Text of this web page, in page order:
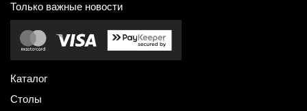
Только важные новости
Каталог
Столы